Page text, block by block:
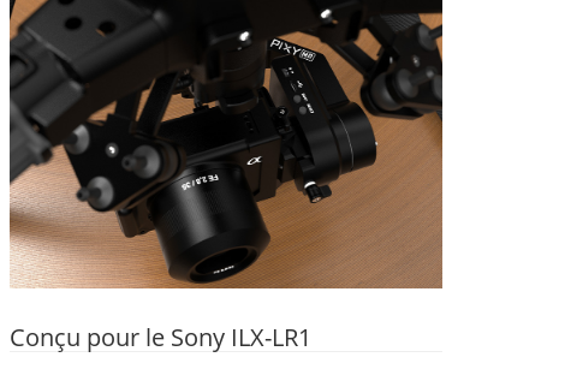
Conçu pour le Sony ILX-LR1